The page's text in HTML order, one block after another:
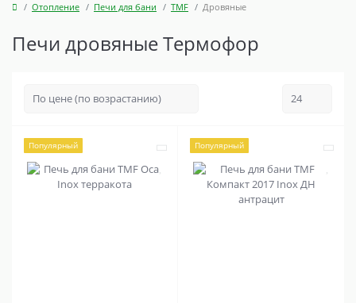
Отопление Печи для бани TMF Дровяные
Печи дровяные Термофор
Популярный Популярный